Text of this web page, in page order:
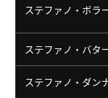
ステファノ・ボラ
ステファノ・バタ
ステファノ・ダン